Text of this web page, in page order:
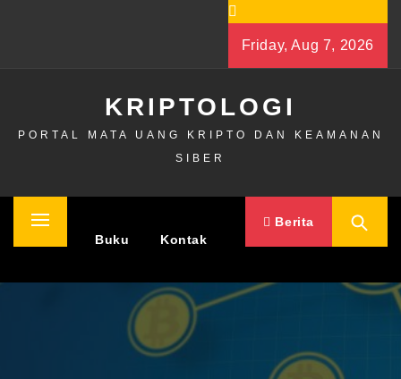
Friday, Aug 7, 2026
KRIPTOLOGI
PORTAL MATA UANG KRIPTO DAN KEAMANAN
SIBER
Primary
Buku Kontak
Berita